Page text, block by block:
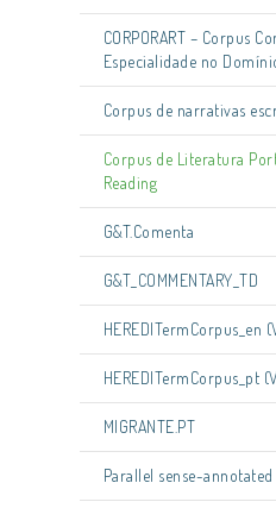
CORPORART – Corpus
Especialidade no
Corpus de narrativas
Corpus de Literatura
Reading
G&T.Comenta
G&T_COMMENTARY_TD
HEREDITermCorpus_en
HEREDITermCorpus_pt
MIGRANTE.PT
Parallel sense-